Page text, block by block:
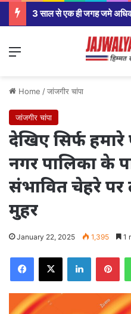
Menu
Home /जांजगीर चांपा
जांजगीर चांपा
देखिए सिर्फ
नगर पालिका के
संभावित चेहरे
मुहर
January 22, 2025 1,395 1
Facebook
X LinkedIn